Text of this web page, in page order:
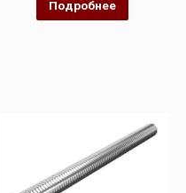
из
5
Подробнее